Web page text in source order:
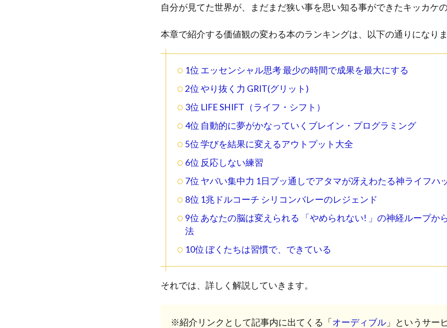
自分が見てた世界が、まだまだ狭い事を思い知る事ができたキッカケの
本章で紹介する価値観の変わる本のランキングは、以下の通りになりま
1位 エッセンシャル思考 最少の時間で成果を最大にする
2位 やり抜く力 GRIT(グリット)
3位 LIFE SHIFT（ライフ・シフト）
4位 自動的に夢がかなっていくブレイン・プログラミング
5位 学びを結果に変えるアウトプット大全
6位 反応しない練習
7位 ヤバい集中力 1日ブッ通しでアタマが冴えわたる神ライフハ
8位 1兆ドルコーチ シリコンバレーのレジェンド
9位 あなたの脳は変えられる 「やめられない! 」の神経ループか
法
10位 ぼくたちは習慣で、できている
それでは、詳しく解説していきます。
※紹介リンクとして記事内に出てくる「オーディブル 」というサー